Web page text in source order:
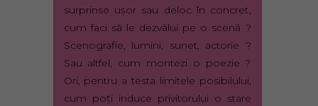
surprinse uşor sau deloc în concret,
cum faci să le dezvălui pe o scenă ?
Scenografie, lumini, sunet, actorie ?
Sau altfel, cum montezi o poezie ?
Ori, pentru a testa limitele posibilului,
cum poţi induce privitorului o stare